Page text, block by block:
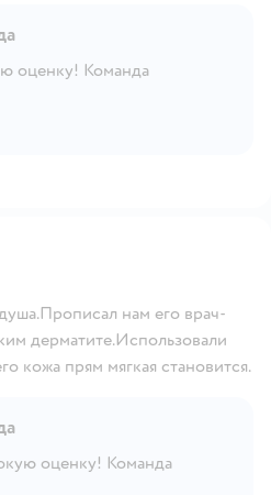
оценку! Команда
нам его врач-
дерматите.Использовали
кожа прям мягкая становится.
оценку! Команда